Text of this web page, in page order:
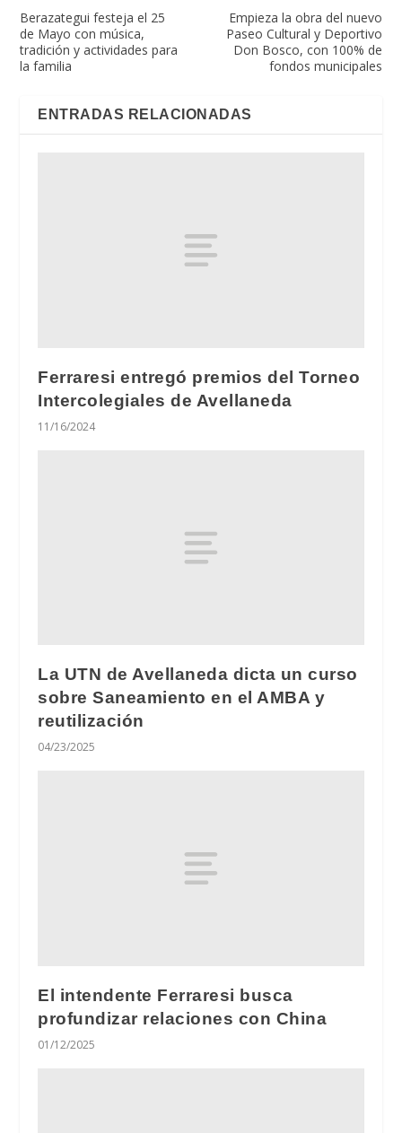
Berazategui festeja el 25
de Mayo con música,
tradición y actividades para
la familia
Empieza la obra del nuevo
Paseo Cultural y Deportivo
Don Bosco, con 100% de
fondos municipales
ENTRADAS RELACIONADAS
Ferraresi entregó premios del Torneo
Intercolegiales de Avellaneda
11/16/2024
La UTN de Avellaneda dicta un curso
sobre Saneamiento en el AMBA y
reutilización
04/23/2025
El intendente Ferraresi busca
profundizar relaciones con China
01/12/2025